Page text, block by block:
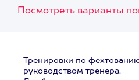
Посмотреть варианты
Тренировки по
руководством тренера.